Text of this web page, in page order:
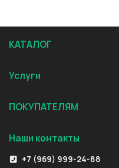
КАТАЛОГ
Услуги
ПОКУПАТЕЛЯМ
Наши контакты
+7 (969) 999-24-88